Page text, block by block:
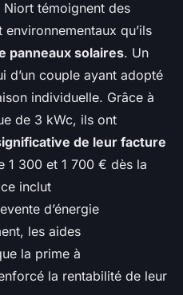
témoignent des
qu’ils
panneaux solaires. Un
d’un couple ayant adopté
individuelle. Grâce à
de 3 kWc, ils ont
de leur facture
1 300 et 1 700 € dès la
inclut
d’énergie
les aides
la prime à
la rentabilité de leur